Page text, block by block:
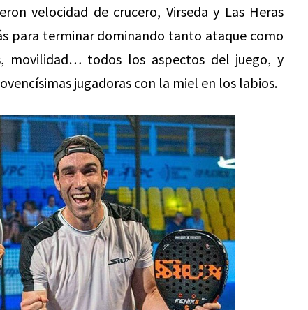
velocidad de crucero, Virseda y Las Heras
para terminar dominando tanto ataque como
movilidad… todos los aspectos del juego, y
jugadoras con la miel en los labios.